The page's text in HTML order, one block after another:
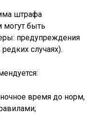
штрафа
могут быть
предупреждения
случаях).
время до норм,